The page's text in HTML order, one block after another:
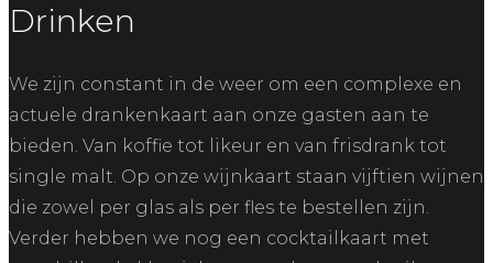
Drinken
We zijn constant in de weer om een complexe en
actuele drankenkaart aan onze gasten aan te
bieden. Van koffie tot likeur en van frisdrank tot
single malt. Op onze wijnkaart staan vijftien wijnen
die zowel per glas als per fles te bestellen zijn.
Verder hebben we nog een cocktailkaart met